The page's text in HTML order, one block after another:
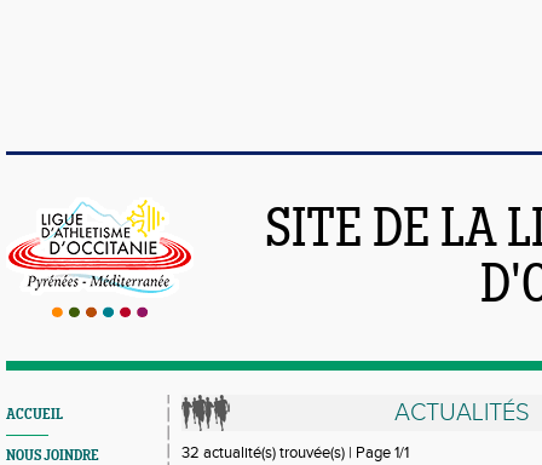
SITE DE LA
ACCUEIL
NOUS JOINDRE
ACTUALITÉS
32 actualité(s) trouvée(s) | Page 1/1